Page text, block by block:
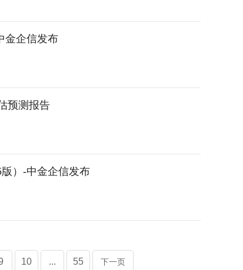
金企信发布
预测报告
）-中金企信发布
10 ... 55 下一页